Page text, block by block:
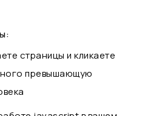
страницы и кликаете
превышающую